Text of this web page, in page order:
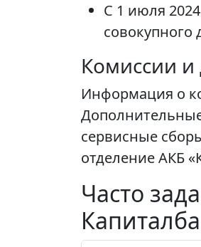
С 1 июля
совокупного
Комиссии
Информация о
сервисные
отделение АКБ
Часто